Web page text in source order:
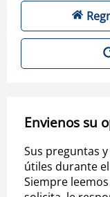
Envienos su
Sus preguntas
útiles durante
Siempre